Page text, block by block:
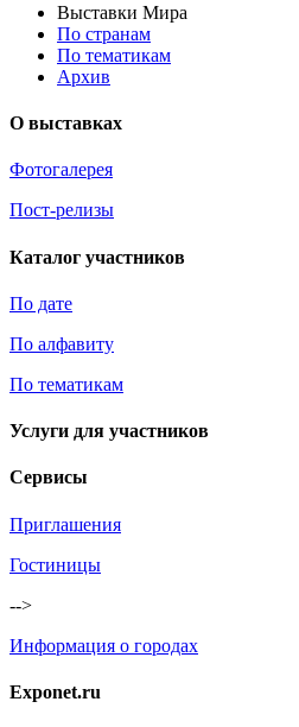
Выставки Мира
По странам
По тематикам
Архив
О выставках
Фотогалерея
Пост-релизы
Каталог участников
По дате
По алфавиту
По тематикам
Услуги для участников
Сервисы
Приглашения
Гостиницы
-->
Информация о городах
Exponet.ru